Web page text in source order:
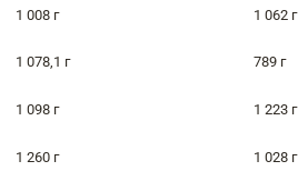
1 008 г 1 062 г
1 078,1 г 789 г
1 098 г 1 223 г
1 260 г 1 028 г